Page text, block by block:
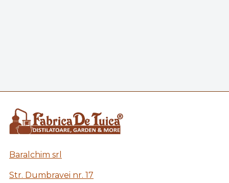
Baralchim srl
Str. Dumbravei nr. 17